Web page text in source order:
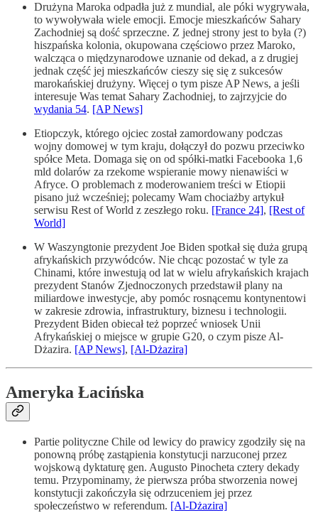
Drużyna Maroka odpadła już z mundial, ale póki wygrywała,
to wywoływała wiele emocji. Emocje mieszkańców Sahary
Zachodniej są dość sprzeczne. Z jednej strony jest to była (?)
hiszpańska kolonia, okupowana częściowo przez Maroko,
walcząca o międzynarodowe uznanie od dekad, a z drugiej
jednak część jej mieszkańców cieszy się się z sukcesów
marokańskiej drużyny. Więcej o tym pisze AP News, a jeśli
interesuje Was temat Sahary Zachodniej, to zajrzyjcie do
wydania 54. [AP News]
Etiopczyk, którego ojciec został zamordowany podczas
wojny domowej w tym kraju, dołączył do pozwu przeciwko
spółce Meta. Domaga się on od spółki-matki Facebooka 1,6
mld dolarów za rzekome wspieranie mowy nienawiści w
Afryce. O problemach z moderowaniem treści w Etiopii
pisano już wcześniej; polecamy Wam chociażby artykuł
serwisu Rest of World z zeszłego roku. [France 24], [Rest of
World]
W Waszyngtonie prezydent Joe Biden spotkał się duża grupą
afrykańskich przywódców. Nie chcąc pozostać w tyle za
Chinami, które inwestują od lat w wielu afrykańskich krajach
prezydent Stanów Zjednoczonych przedstawił plany na
miliardowe inwestycje, aby pomóc rosnącemu kontynentowi
w zakresie zdrowia, infrastruktury, biznesu i technologii.
Prezydent Biden obiecał też poprzeć wniosek Unii
Afrykańskiej o miejsce w grupie G20, o czym pisze Al-
Dżazira. [AP News], [Al-Dżazira]
Ameryka Łacińska
Partie polityczne Chile od lewicy do prawicy zgodziły się na
ponowną próbę zastąpienia konstytucji narzuconej przez
wojskową dyktaturę gen. Augusto Pinocheta cztery dekady
temu. Przypominamy, że pierwsza próba stworzenia nowej
konstytucji zakończyła się odrzuceniem jej przez
społeczeństwo w referendum. [Al-Dżazira]